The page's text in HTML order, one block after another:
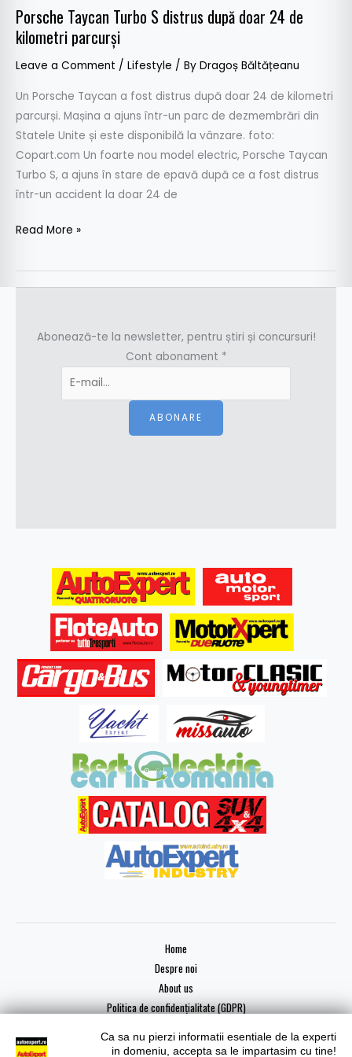
Porsche Taycan Turbo S distrus după doar 24 de
kilometri parcurși
Leave a Comment / Lifestyle / By Dragoș Băltățeanu
Un Porsche Taycan a fost distrus după doar 24 de kilometri
parcurși. Mașina a ajuns într-un parc de dezmembrări din
Statele Unite și este disponibilă la vânzare. foto:
Copart.com Un foarte nou model electric, Porsche Taycan
Turbo S, a ajuns în stare de epavă după ce a fost distrus
într-un accident la doar 24 de
Read More »
Abonează-te la newsletter, pentru știri și concursuri!
Cont abonament *
ABONARE
Home
Despre noi
About us
Politica de confidențialitate (GDPR)
Ca sa nu pierzi informatii esentiale de la experti
in domeniu, accepta sa le impartasim cu tine!